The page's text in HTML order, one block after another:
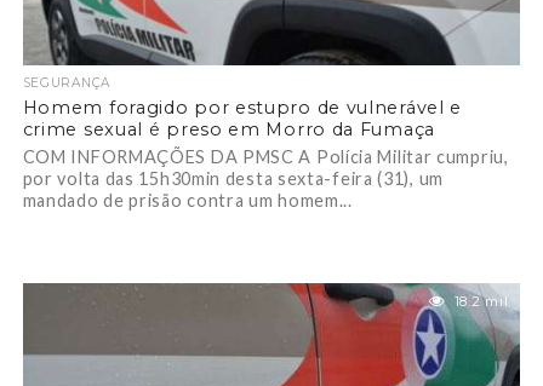
SEGURANÇA
Homem foragido por estupro de vulnerável e
crime sexual é preso em Morro da Fumaça
COM INFORMAÇÕES DA PMSC A Polícia Militar cumpriu,
por volta das 15h30min desta sexta-feira (31), um
mandado de prisão contra um homem...
18.2 mil